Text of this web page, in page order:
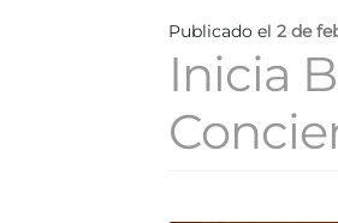
Publicado el2 de
Inicia